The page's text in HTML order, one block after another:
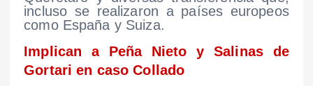
incluso se realizaron a países europeos
como España y Suiza.
Implican a Peña Nieto y Salinas de
Gortari en caso Collado